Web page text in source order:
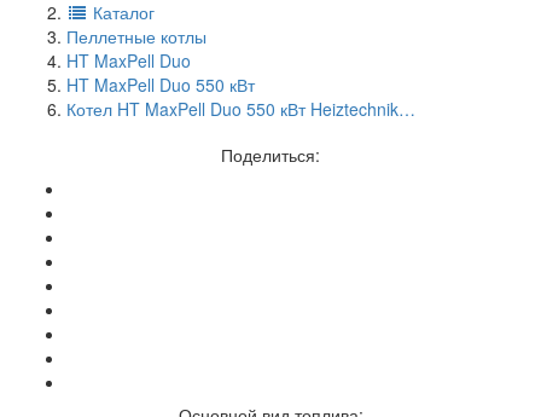
Каталог
Пеллетные котлы
HT MaxPell Duo
HT MaxPell Duo 550 кВт
Котел HT MaxPell Duo 550 кВт Heiztechnik…
Поделиться: